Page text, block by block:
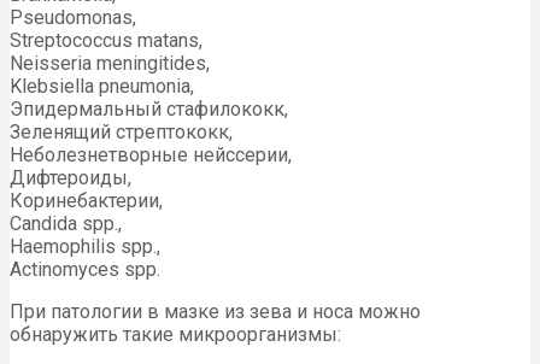
Pseudomonas,
Streptococcus matans,
Neisseria meningitides,
Klebsiella pneumonia,
Эпидермальный стафилококк,
Зеленящий стрептококк,
Неболезнетворные нейссерии,
Дифтероиды,
Коринебактерии,
Candida spp.,
Haemophilis spp.,
Actinomyces spp.
При патологии в мазке из зева и носа можно
обнаружить такие микроорганизмы: